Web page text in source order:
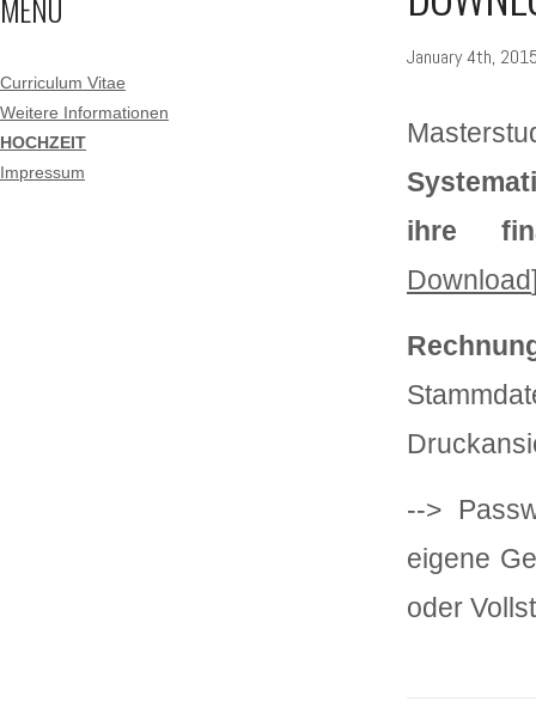
January 4th,
ihre
Download
-->
eigene
oder
MENU
Curriculum Vitae
Weitere Informationen
HOCHZEIT
Impressum